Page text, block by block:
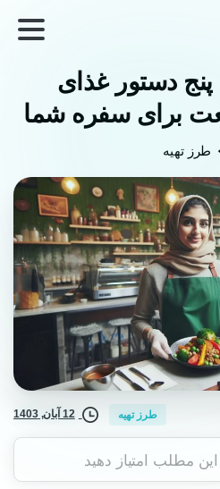
دستور غذای
برای سفره شما
طرز تهیه
طرز تهیه 12 آبان, 1403
این مطلب امتیاز دهید